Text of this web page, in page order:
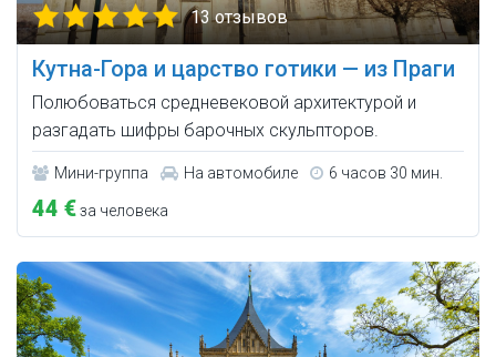
13 отзывов
Кутна-Гора и царство готики — из Праги
Полюбоваться средневековой архитектурой и
разгадать шифры барочных скульпторов.
Мини-группа На автомобиле 6 часов 30 мин.
44 €за человека